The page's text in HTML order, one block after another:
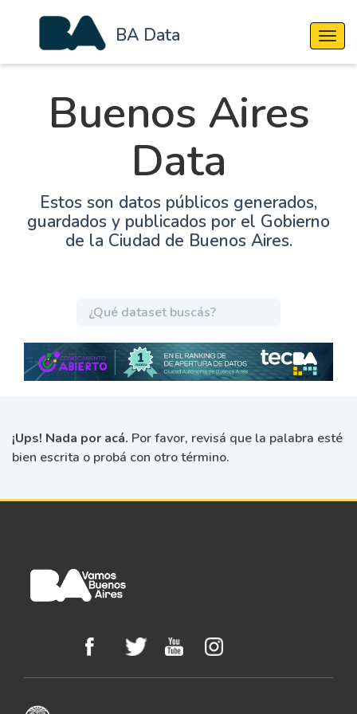
BA Data
Buenos Aires
Data
Estos son datos públicos generados,
guardados y publicados por el Gobierno
de la Ciudad de Buenos Aires.
¡Ups! Nada por acá. Por favor, revisá que la palabra esté
bien escrita o probá con otro término.